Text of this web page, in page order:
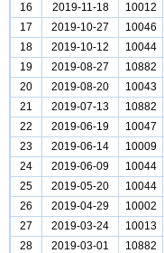
16
2019-11-18 10012
17
2019-10-27 10046
18
2019-10-12 10044
19
2019-08-27 10882
20
2019-08-20 10043
21
2019-07-13 10882
22
2019-06-19 10047
23
2019-06-14 10009
24
2019-06-09 10044
25
2019-05-20 10044
26
2019-04-29 10002
27
2019-03-24 10013
28
2019-03-01 10882